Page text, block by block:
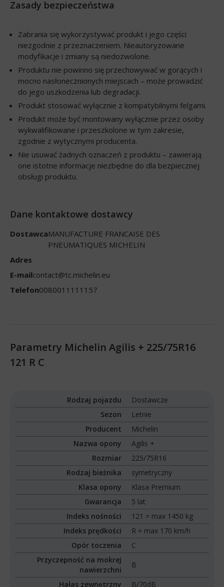
Zasady bezpieczeństwa
Zabrania się wykorzystywać produkt i jego części
niezgodnie z przeznaczeniem. Nieautoryzowane
modyfikacje i zmiany są niedozwolone.
Produktu nie powinno się przechowywać w gorących i
mocno nasłonecznionych miejscach – może prowadzić
do jego uszkodzenia lub degradacji.
Produkt stosować wyłącznie z kompatybilnymi felgami.
Produkt może być montowany wyłącznie przez osoby
wykwalifikowane i przeszkolone w tym zakresie,
zgodnie z wytycznymi producenta.
Nie usuwać żadnych oznaczeń z produktu – zawierają
one istotne informacje niezbędne do dla bezpiecznej
obsługi produktu.
Dane kontaktowe dostawcy
DostawcaMANUFACTURE FRANCAISE DES
PNEUMATIQUES MICHELIN
Adres
E-mailcontact@tc.michelin.eu
Telefon0080011111157
Parametry Michelin Agilis + 225/75R16
121 R C
Rodzaj pojazdu
Dostawcze
Sezon
Letnie
Producent
Michelin
Nazwa opony
Agilis +
Rozmiar
225/75R16
Rodzaj bieżnika
symetryczny
Klasa opony
Klasa Premium
Gwarancja
5 lat
Indeks nośności
121 = max 1450 kg
Indeks prędkości
R = max 170 km/h
Opór toczenia
C
Przyczepność na mokrej
nawierzchni
B
Hałas zewnętrzny
B/70dB